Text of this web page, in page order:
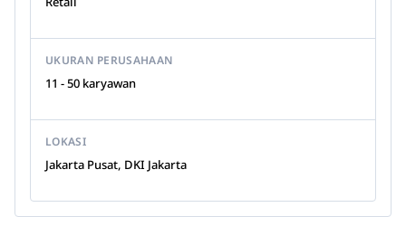
UKURAN PERUSAHAAN
11 - 50 karyawan
LOKASI
Jakarta Pusat, DKI Jakarta